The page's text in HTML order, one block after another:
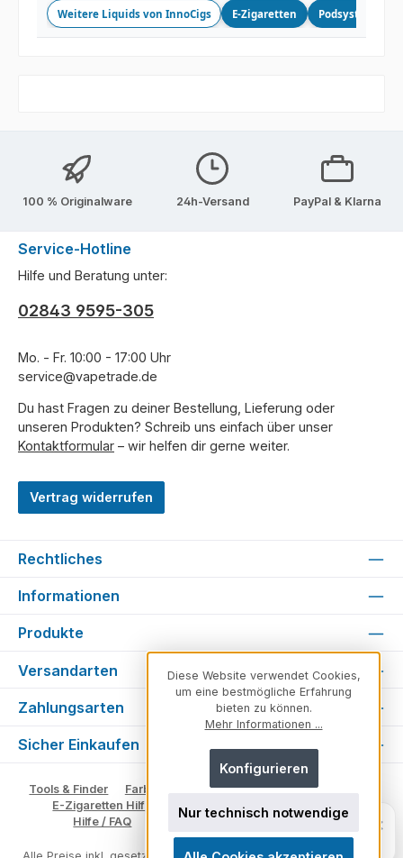
Weitere Liquids von InnoCigs E-Zigaretten Podsysteme
100 % Originalware 24h-Versand PayPal & Klarna
Service-Hotline
Hilfe und Beratung unter:
02843 9595-305
Mo. - Fr. 10:00 - 17:00 Uhr
service@vapetrade.de
Du hast Fragen zu deiner Bestellung, Lieferung oder
unseren Produkten? Schreib uns einfach über unser
Kontaktformular – wir helfen dir gerne weiter.
Vertrag widerrufen
Rechtliches
Informationen
Produkte
Versandarten
Zahlungsarten
Sicher Einkaufen
Tools & Finder Farben & Varianten
Geschmack suchen
E-Zigaretten Hilfe
Fachberater
Vape Ratgeber
Hilfe / FAQ
Glossar Impressum Kontakt
Unsicher, welches Produkt zu dir
×
Diese Website verwendet Cookies,
um eine bestmögliche Erfahrung
bieten zu können.
Mehr Informationen ...
Nur technisch notwendige
Konfigurieren